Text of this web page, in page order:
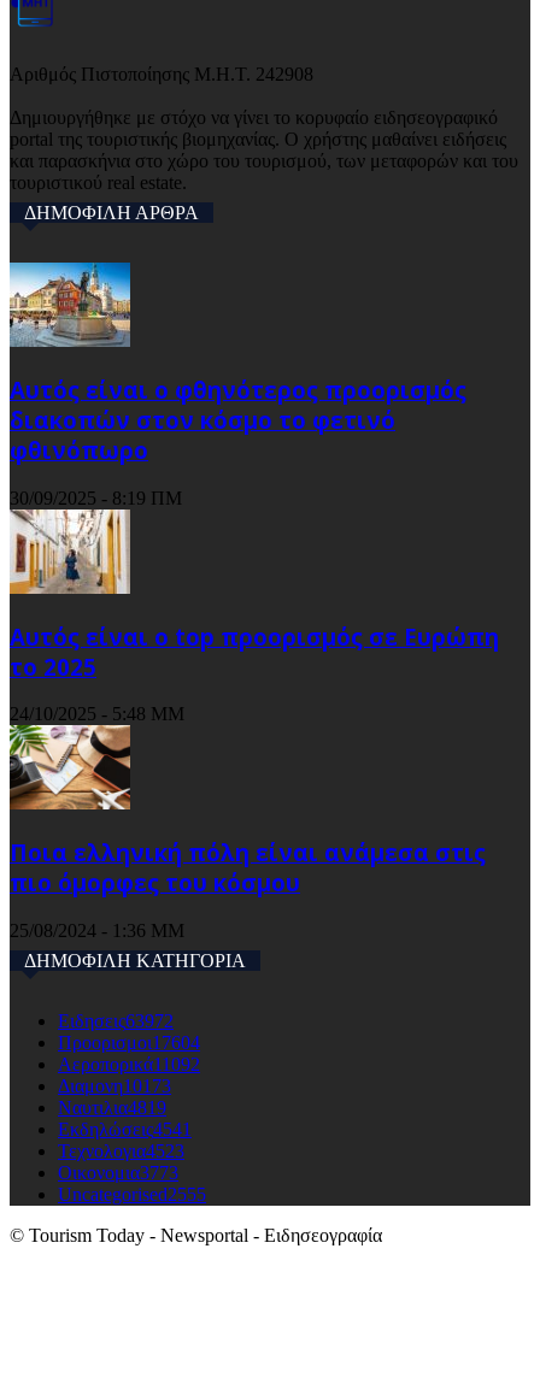
Αριθμός Πιστοποίησης Μ.Η.Τ. 242908
Δημιουργήθηκε με στόχο να γίνει το κορυφαίο ειδησεογραφικό
portal της τουριστικής βιομηχανίας. Ο χρήστης μαθαίνει ειδήσεις
και παρασκήνια στο χώρο του τουρισμού, των μεταφορών και του
τουριστικού real estate.
ΔΗΜΟΦΙΛΗ ΑΡΘΡΑ
Αυτός είναι ο φθηνότερος προορισμός
διακοπών στον κόσμο το φετινό
φθινόπωρο
30/09/2025 - 8:19 ΠΜ
Αυτός είναι ο top προορισμός σε Ευρώπη
το 2025
24/10/2025 - 5:48 ΜΜ
Ποια ελληνική πόλη είναι ανάμεσα στις
πιο όμορφες του κόσμου
25/08/2024 - 1:36 ΜΜ
ΔΗΜΟΦΙΛΗ ΚΑΤΗΓΟΡΙΑ
Ειδησεις63972
Προορισμοι17604
Αεροπορικά11092
Διαμονη10173
Ναυτιλια4819
Εκδηλώσεις4541
Τεχνολογια4523
Οικονομια3773
Uncategorised2555
© Tourism Today - Newsportal - Ειδησεογραφία